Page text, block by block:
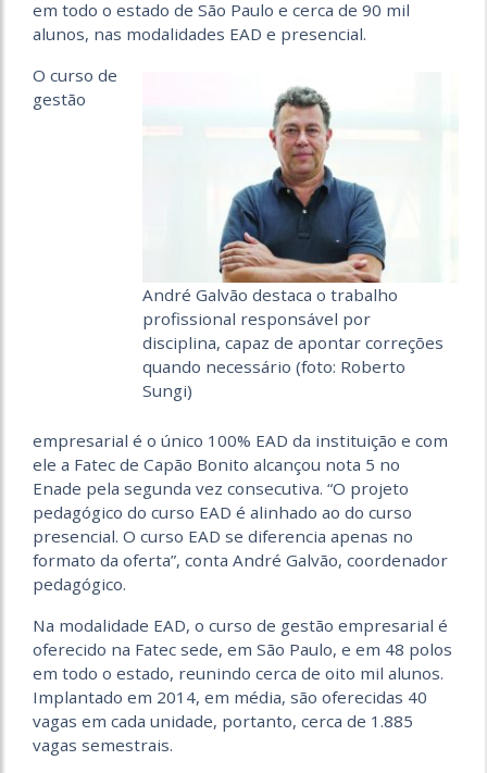
em todo o estado de São Paulo e cerca de 90 mil
alunos, nas modalidades EAD e presencial.
André Galvão destaca o trabalho
profissional responsável por
disciplina, capaz de apontar correções
quando necessário (foto: Roberto
Sungi)
O curso de
gestão
empresarial é o único 100% EAD da instituição e com
ele a Fatec de Capão Bonito alcançou nota 5 no
Enade pela segunda vez consecutiva. “O projeto
pedagógico do curso EAD é alinhado ao do curso
presencial. O curso EAD se diferencia apenas no
formato da oferta”, conta André Galvão, coordenador
pedagógico.
Na modalidade EAD, o curso de gestão empresarial é
oferecido na Fatec sede, em São Paulo, e em 48 polos
em todo o estado, reunindo cerca de oito mil alunos.
Implantado em 2014, em média, são oferecidas 40
vagas em cada unidade, portanto, cerca de 1.885
vagas semestrais.